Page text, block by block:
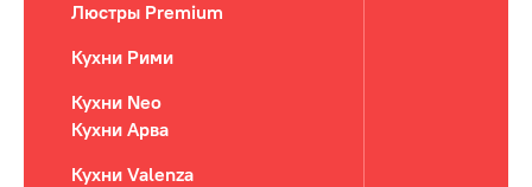
Люстры Premium
Кухни Рими
Кухни Neo
Кухни Арва
Кухни Valenza